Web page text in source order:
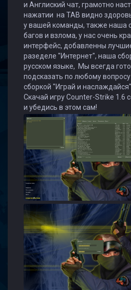
и Англиский чат, грамотно
нажатии на TAB видно
у вашей команды, также наша
багов и взлома, у нас очень
интерфейс, добавленны
разеделе "Интернет", наша
русском языке, Мы всегда
подсказать по любому
сборкой "Играй и наслаждайся".
Скачай игру Counter-Strike 1.6
и убедись в этом сам!